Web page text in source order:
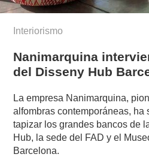
Interiorismo
Nanimarquina
del Disseny Hub
La empresa Nanimarquina,
alfombras contemporáneas, ha
tapizar los grandes bancos de
Hub, la sede del FAD y el
Barcelona.